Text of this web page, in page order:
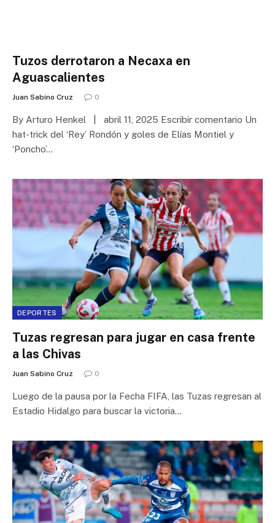
Tuzos derrotaron a Necaxa en
Aguascalientes
Juan Sabino Cruz 0
By Arturo Henkel | abril 11, 2025 Escribir comentario Un
hat-trick del ‘Rey’ Rondón y goles de Elías Montiel y
‘Poncho’…
DEPORTES
Tuzas regresan para jugar en casa frente
a las Chivas
Juan Sabino Cruz 0
Luego de la pausa por la Fecha FIFA, las Tuzas regresan al
Estadio Hidalgo para buscar la victoria…